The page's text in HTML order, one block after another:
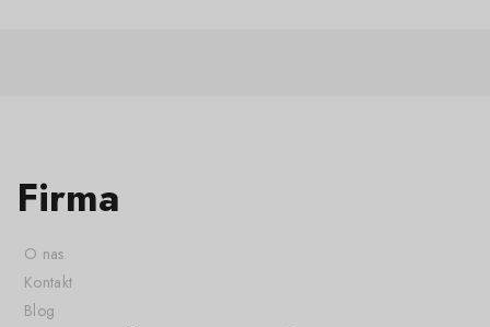
Firma
O nas
Kontakt
Blog